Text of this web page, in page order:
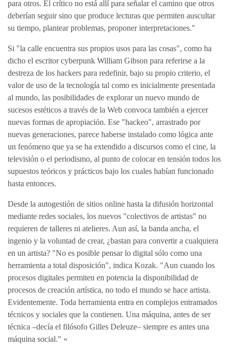
para otros. El crítico no está allí para señalar el camino que otros
deberían seguir sino que produce lecturas que permiten auscultar
su tiempo, plantear problemas, proponer interpretaciones."
Si "la calle encuentra sus propios usos para las cosas", como ha
dicho el escritor cyberpunk William Gibson para referirse a la
destreza de los hackers para redefinir, bajo su propio criterio, el
valor de uso de la tecnología tal como es inicialmente presentada
al mundo, las posibilidades de explorar un nuevo mundo de
sucesos estéticos a través de la Web convoca también a ejercer
nuevas formas de apropiación. Ese "hackeo", arrastrado por
nuevas generaciones, parece haberse instalado como lógica ante
un fenómeno que ya se ha extendido a discursos como el cine, la
televisión o el periodismo, al punto de colocar en tensión todos los
supuestos teóricos y prácticos bajo los cuales habían funcionado
hasta entonces.
Desde la autogestión de sitios online hasta la difusión horizontal
mediante redes sociales, los nuevos "colectivos de artistas" no
requieren de talleres ni atelieres. Aun así, la banda ancha, el
ingenio y la voluntad de crear, ¿bastan para convertir a cualquiera
en un artista? "No es posible pensar lo digital sólo como una
herramienta a total disposición", indica Kozak. "Aun cuando los
procesos digitales permiten en potencia la disponibilidad de
procesos de creación artística, no todo el mundo se hace artista.
Evidentemente. Toda herramienta entra en complejos entramados
técnicos y sociales que la contienen. Una máquina, antes de ser
técnica –decía el filósofo Gilles Deleuze– siempre es antes una
máquina social." «